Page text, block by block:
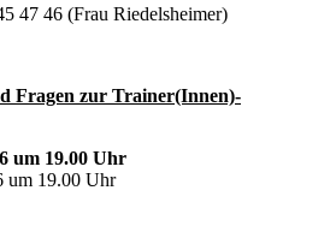
47 46 (Frau Riedelsheimer)
Fragen zur Trainer(Innen)-
um 19.00 Uhr
um 19.00 Uhr